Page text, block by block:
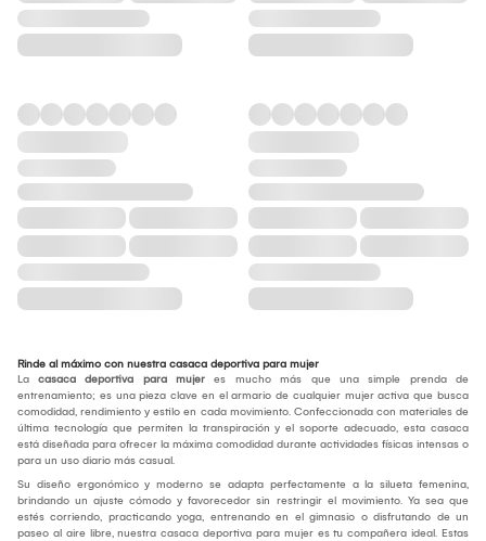
Rinde al máximo con nuestra casaca deportiva para mujer
La casaca deportiva para mujer es mucho más que una simple prenda de
entrenamiento; es una pieza clave en el armario de cualquier mujer activa que busca
comodidad, rendimiento y estilo en cada movimiento. Confeccionada con materiales de
última tecnología que permiten la transpiración y el soporte adecuado, esta casaca
está diseñada para ofrecer la máxima comodidad durante actividades físicas intensas o
para un uso diario más casual.
Su diseño ergonómico y moderno se adapta perfectamente a la silueta femenina,
brindando un ajuste cómodo y favorecedor sin restringir el movimiento. Ya sea que
estés corriendo, practicando yoga, entrenando en el gimnasio o disfrutando de un
paseo al aire libre, nuestra casaca deportiva para mujer es tu compañera ideal. Estas